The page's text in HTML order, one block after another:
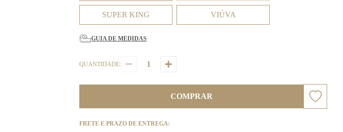
SUPER KING VIÚVA
GUIA DE MEDIDAS
QUANTIDADE:
COMPRAR
FRETE E PRAZO DE ENTREGA: